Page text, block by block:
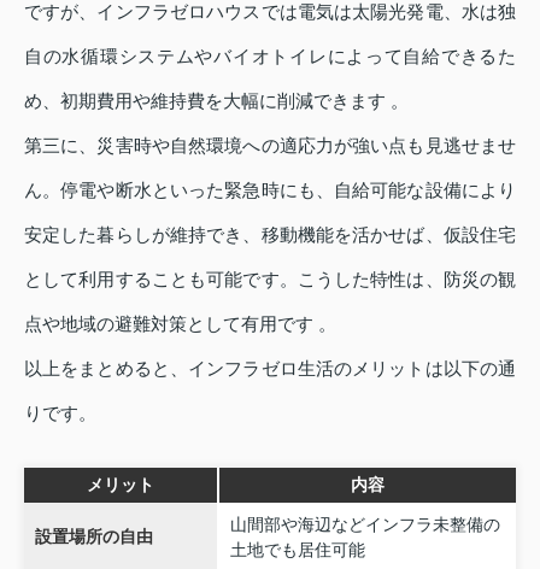
ですが、インフラゼロハウスでは電気は太陽光発電、水は独
自の水循環システムやバイオトイレによって自給できるた
め、初期費用や維持費を大幅に削減できます 。
第三に、災害時や自然環境への適応力が強い点も見逃せませ
ん。停電や断水といった緊急時にも、自給可能な設備により
安定した暮らしが維持でき、移動機能を活かせば、仮設住宅
として利用することも可能です。こうした特性は、防災の観
点や地域の避難対策として有用です 。
以上をまとめると、インフラゼロ生活のメリットは以下の通
りです。
メリット 内容
設置場所の自由
山間部や海辺などインフラ未整備の
土地でも居住可能